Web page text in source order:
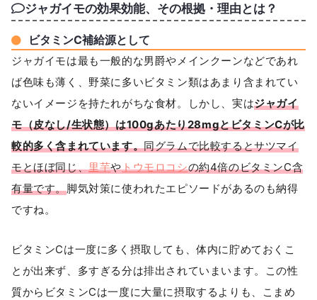
ジャガイモの効果効能、その根拠・理由とは？
ビタミンC補給源として
ジャガイモは最も一般的な男爵やメインクーンなどであれ
ば色味も薄く、野菜に多いビタミン類はあまり含まれてい
ないイメージを持たれがちな食材。しかし、実はジャガイ
モ（皮なし/生状態）は100gあたり28mgとビタミンCが比
較的多く含まれています。同グラムで比較するとサツマイ
モとほぼ同じ、里芋やトウモロコシの約4倍のビタミンC含
有量です。脚気対策に使われたエピソードがあるのも納得
ですね。
ビタミンCは一度に多く摂取しても、体内に貯めておくこ
とが出来ず、多すぎる分は排出されていまいます。この性
質からビタミンCは一度に大量に摂取するよりも、こまめ